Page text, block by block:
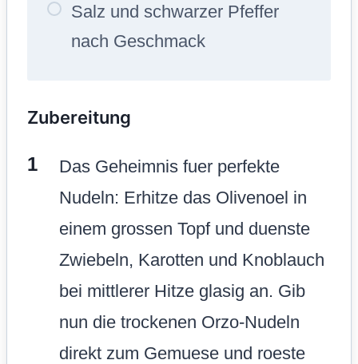
Salz und schwarzer Pfeffer
nach Geschmack
Zubereitung
Das Geheimnis fuer perfekte
Nudeln: Erhitze das Olivenoel in
einem grossen Topf und duenste
Zwiebeln, Karotten und Knoblauch
bei mittlerer Hitze glasig an. Gib
nun die trockenen Orzo-Nudeln
direkt zum Gemuese und roeste